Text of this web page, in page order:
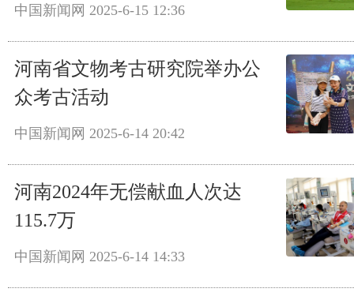
中国新闻网 2025-6-15 12:36
河南省文物考古研究院举办公
众考古活动
中国新闻网 2025-6-14 20:42
河南2024年无偿献血人次达
115.7万
中国新闻网 2025-6-14 14:33